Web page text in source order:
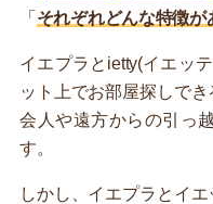
「 それぞれどんな特徴が
イエプラとietty(イエッ
ット上でお部屋探しで
会人や遠方からの引っ
す。
しかし、イエプラとイ